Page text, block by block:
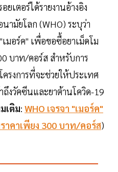
เตอร์ได้รายงานอ้างอิง
นามัยโลก (WHO) ระบุว่า
มอร์ค" เพื่อขอซื้อยาเม็ดโม
บาท/คอร์ส สำหรับการ
รงการที่จะช่วยให้ประเทศ
ถึงวัคซีนและยาต้านโควิด-19
เติม: WHO เจรจา "เมอร์ค"
าคาเพียง 300 บาท/คอร์ส)